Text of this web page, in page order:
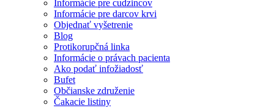
Informácie pre cudzincov
Informácie pre darcov krvi
Objednať vyšetrenie
Blog
Protikorupčná linka
Informácie o právach pacienta
Ako podať infožiadosť
Bufet
Občianske združenie
Čakacie listiny